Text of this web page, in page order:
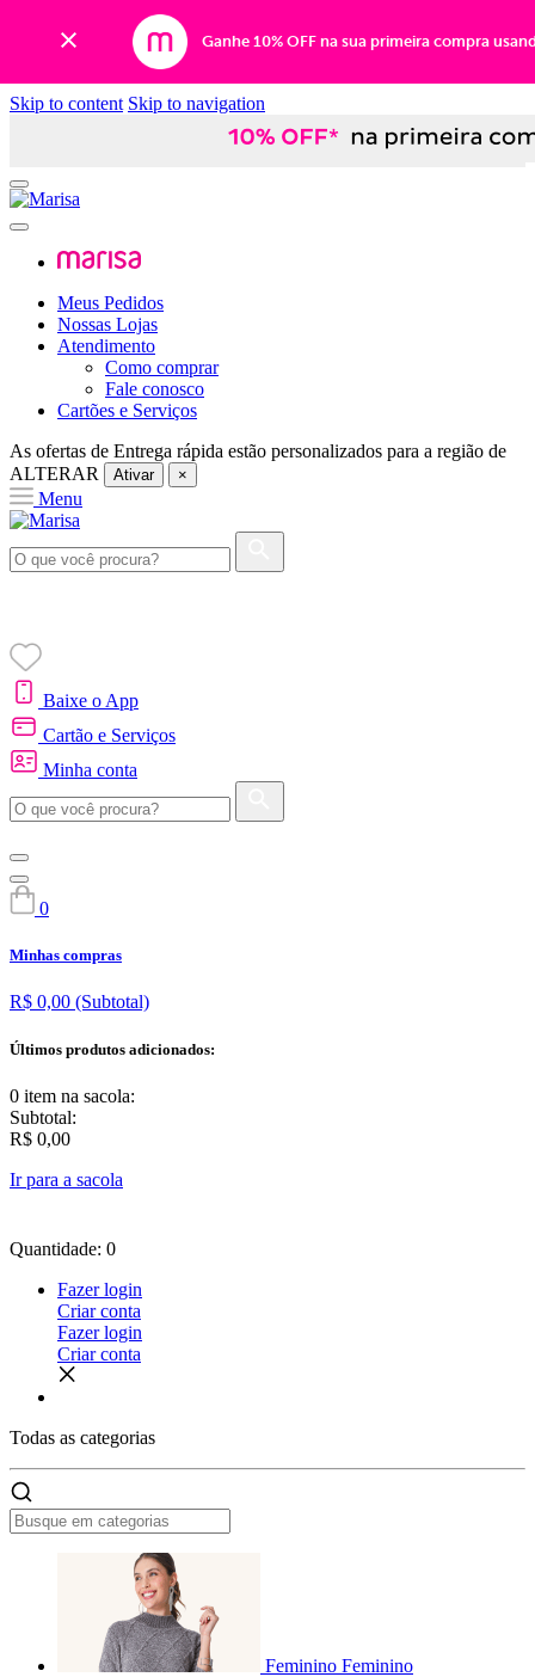
Ganhe 10% OFF na sua primeira compra
Skip to content Skip to navigation
Meus Pedidos
Nossas Lojas
Atendimento
Como comprar
Fale conosco
Cartões e Serviços
As ofertas de Entrega rápida estão personalizados para a região de
ALTERAR
Ativar ×
Menu
Baixe o App
Cartão e Serviços
Minha conta
0
Minhas compras
R$ 0,00 (Subtotal)
Últimos produtos adicionados:
0 item na sacola:
Subtotal:
R$ 0,00
Ir para a sacola
Quantidade: 0
Fazer login
Criar conta
Fazer login
Criar conta
Todas as categorias
Feminino Feminino